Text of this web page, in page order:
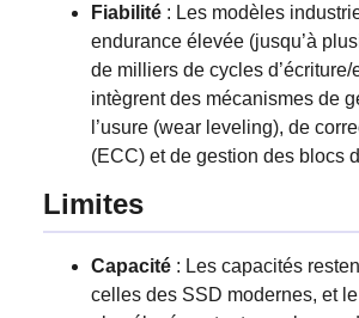
Fiabilité : Les modèles
endurance élevée (jusqu’à
de milliers de cycles d’écriture/
intègrent des mécanismes de
l’usure (wear leveling), de
(ECC) et de gestion des blocs
Limites
Capacité : Les capacités
celles des SSD modernes, et